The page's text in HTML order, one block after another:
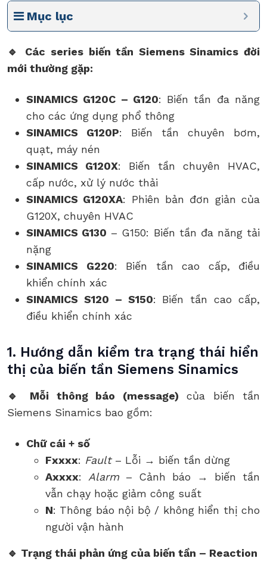
Mục lục
🔹
Các series biến tần Siemens Sinamics đời
mới thường gặp:
SINAMICS G120C – G120: Biến tần đa năng
cho các ứng dụng phổ thông
SINAMICS G120P: Biến tần chuyên bơm,
quạt, máy nén
SINAMICS G120X: Biến tần chuyên HVAC,
cấp nước, xử lý nước thải
SINAMICS G120XA: Phiên bản đơn giản của
G120X, chuyên HVAC
SINAMICS G130 – G150: Biến tần đa năng tải
nặng
SINAMICS G220: Biến tần cao cấp, điều
khiển chính xác
SINAMICS S120 – S150: Biến tần cao cấp,
điều khiển chính xác
1. Hướng dẫn kiểm tra trạng thái hiển
thị của biến tần Siemens Sinamics
🔹 Mỗi thông báo (message) của biến tần
Siemens Sinamics bao gồm:
Chữ cái + số
Fxxxx: Fault– Lỗi → biến tần dừng
Axxxx: Alarm – Cảnh báo → biến tần
vẫn chạy hoặc giảm công suất
N: Thông báo nội bộ / không hiển thị cho
người vận hành
🔹 Trạng thái phản ứng của biến tần – Reaction